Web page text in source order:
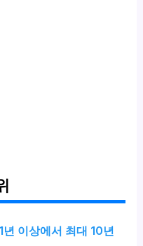
년 이상에서 최대 10년